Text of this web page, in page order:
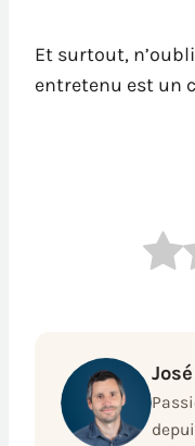
Et surtout,
entretenu est un